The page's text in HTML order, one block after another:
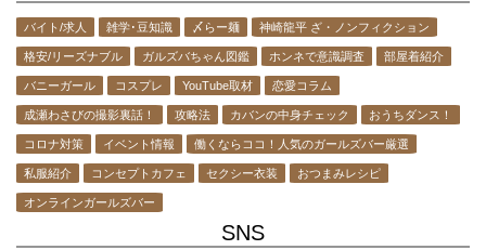
バイト/求人 雑学･豆知識 〆らー麺 神崎龍平 ざ・ノンフィクション
格安/リーズナブル ガルズバちゃん図鑑 ホンネで意識調査 部屋着紹介
バニーガール コスプレ YouTube取材 恋愛コラム
成瀬わさびの撮影裏話！ 攻略法 カバンの中身チェック おうちダンス！
コロナ対策 イベント情報 働くならココ！人気のガールズバー厳選
私服紹介 コンセプトカフェ セクシー衣装 おつまみレシピ
オンラインガールズバー
SNS